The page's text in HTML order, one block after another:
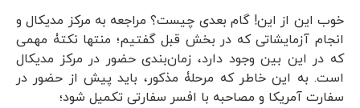
خوب این از این! گام بعدی چیست؟ مراجعه به مرکز مدیکال و
انجام آزمایشاتی که در بخش قبل گفتیم؛ منتها نکتۀ مهمی
که در این بین وجود دارد، زمان‌بندی حضور در مرکز مدیکال
است. به این خاطر که مرحلۀ مذکور، باید پیش از حضور در
سفارت آمریکا و مصاحبه با افسر سفارتی تکمیل شود؛